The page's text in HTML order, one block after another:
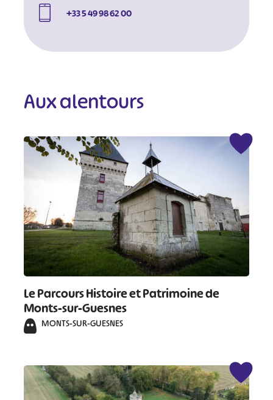
+33 5 49 98 62 00
Aux alentours
Le Parcours Histoire et Patrimoine de
Monts-sur-Guesnes
MONTS-SUR-GUESNES